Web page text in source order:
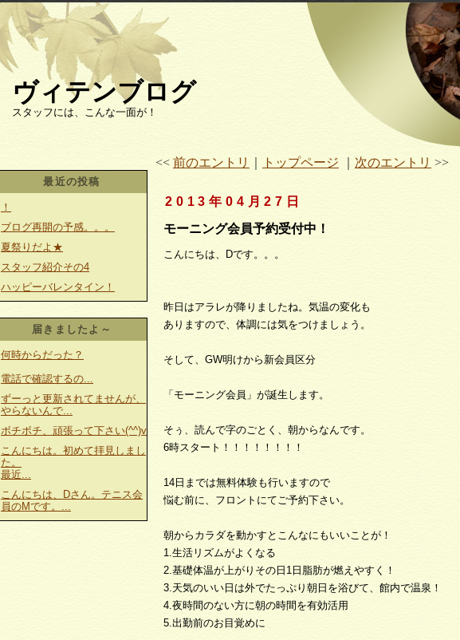
ヴィテンブログ
スタッフには、こんな一面が！
最近の投稿
！
ブログ再開の予感。。。
夏祭りだよ★
スタッフ紹介その4
ハッピーバレンタイン！
届きましたよ～
何時からだった？
電話で確認するの...
ずーっと更新されてませんが、
やらないんで...
ボチボチ、頑張って下さい(^^)v
こんにちは。初めて拝見しまし
た。
最近...
こんにちは、Dさん。テニス会
員のMです。...
<< 前のエントリ トップページ 次のエントリ >>
2013年04月27日
モーニング会員予約受付中！
こんにちは、Dです。。。
昨日はアラレが降りましたね。気温の変化も
ありますので、体調には気をつけましょう。
そして、GW明けから新会員区分
「モーニング会員」が誕生します。
そぅ、読んで字のごとく、朝からなんです。
6時スタート！！！！！！！！
14日までは無料体験も行いますので
悩む前に、フロントにてご予約下さい。
朝からカラダを動かすとこんなにもいいことが！
1.生活リズムがよくなる
2.基礎体温が上がりその日1日脂肪が燃えやすく！
3.天気のいい日は外でたっぷり朝日を浴びて、館内で温泉！
4.夜時間のない方に朝の時間を有効活用
5.出勤前のお目覚めに